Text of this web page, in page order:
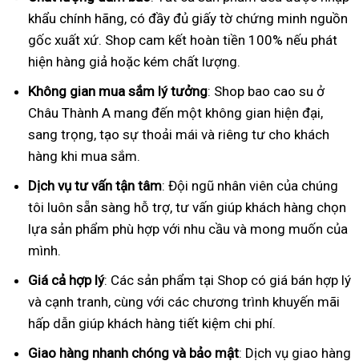
khẩu chính hãng, có đầy đủ giấy tờ chứng minh nguồn
gốc xuất xứ. Shop cam kết hoàn tiền 100% nếu phát
hiện hàng giả hoặc kém chất lượng.
Không gian mua sắm lý tưởng: Shop bao cao su ở
Châu Thành A mang đến một không gian hiện đại,
sang trọng, tạo sự thoải mái và riêng tư cho khách
hàng khi mua sắm.
Dịch vụ tư vấn tận tâm: Đội ngũ nhân viên của chúng
tôi luôn sẵn sàng hỗ trợ, tư vấn giúp khách hàng chọn
lựa sản phẩm phù hợp với nhu cầu và mong muốn của
mình.
Giá cả hợp lý: Các sản phẩm tại Shop có giá bán hợp lý
và cạnh tranh, cùng với các chương trình khuyến mãi
hấp dẫn giúp khách hàng tiết kiệm chi phí.
Giao hàng nhanh chóng và bảo mật: Dịch vụ giao hàng